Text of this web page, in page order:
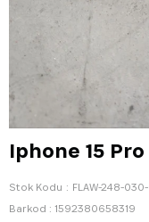
Iphone 15
Stok Kodu
FLAW-248-
Barkod : 1592380658319